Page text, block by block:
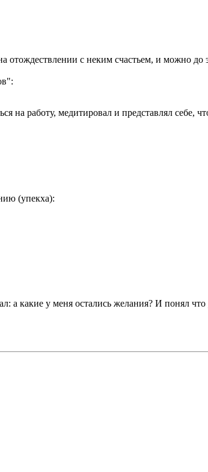
с неким счастьем, и можно до
на работу, медитировал и представлял себе,
(упекха):
а какие у меня остались желания? И понял что